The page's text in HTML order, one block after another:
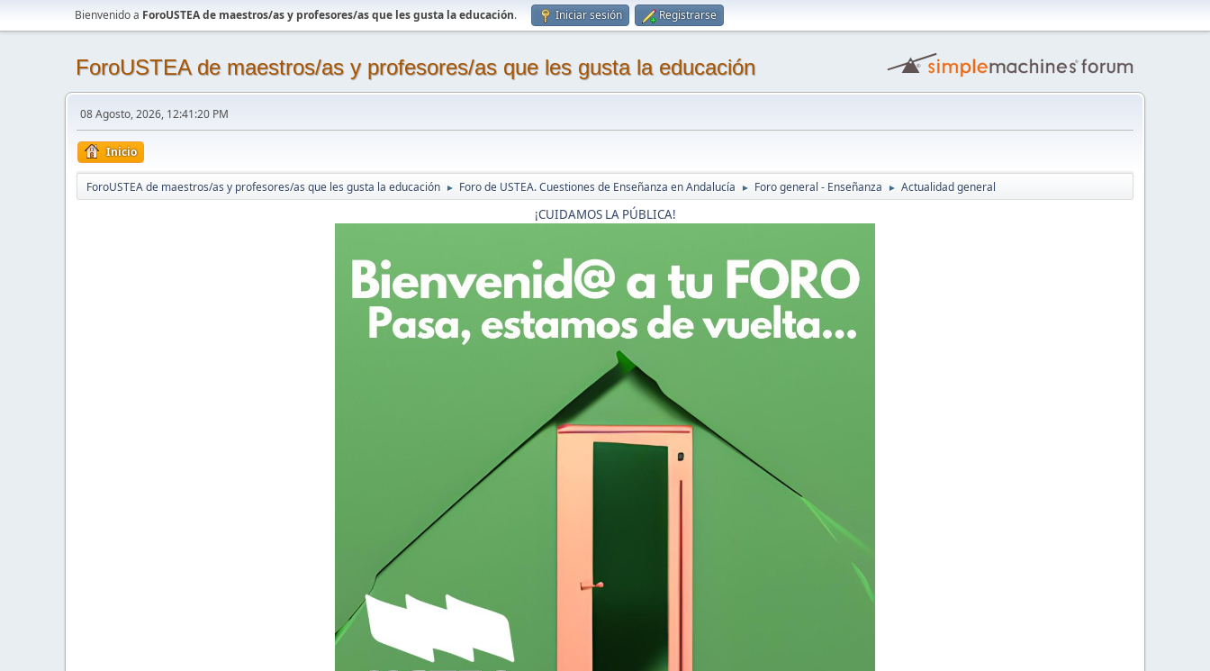
Bienvenido a ForoUSTEA de maestros/as y profesores/as que les gusta la educación. Iniciar sesión Registrarse
ForoUSTEA de maestros/as y profesores/as que les gusta la educación
08 Agosto, 2026, 12:41:20 PM
Inicio
ForoUSTEA de maestros/as y profesores/as que les gusta la educación ► Foro de USTEA. Cuestiones de Enseñanza en Andalucía ► Foro general - Enseñanza ► Actualidad general
¡CUIDAMOS LA PÚBLICA!